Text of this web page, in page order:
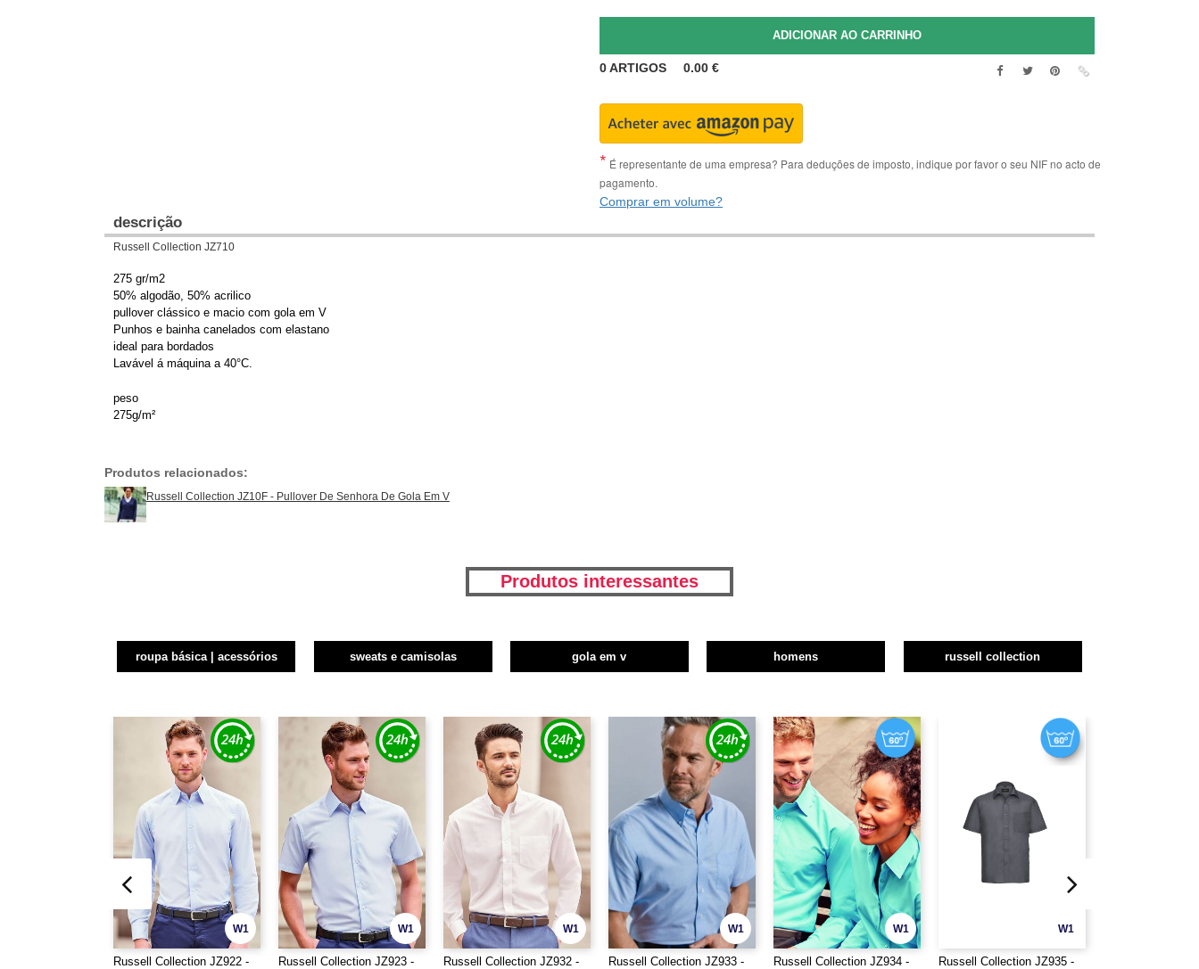
0ARTIGOS 0.00 €
É representante de uma empresa? Para deduções de imposto, indique por favor o seu NIF no acto de
pagamento.
Comprar em volume?
descrição
Russell Collection JZ710
275 gr/m2
50% algodão, 50% acrilico
pullover clássico e macio com gola em V
Punhos e bainha canelados com elastano
ideal para bordados
Lavável á máquina a 40°C.
peso
275g/m²
Produtos relacionados:
Russell Collection JZ10F - Pullover De Senhora De Gola Em V
Produtos interessantes
roupa básica | acessórios sweats e camisolas gola em v homens russell collection
W1
Russell Collection JZ922 -
W1
Russell Collection JZ923 -
W1
Russell Collection JZ932 -
W1
Russell Collection JZ933 -
W1
Russell Collection JZ934 -
W1
Russell Collection JZ935 -